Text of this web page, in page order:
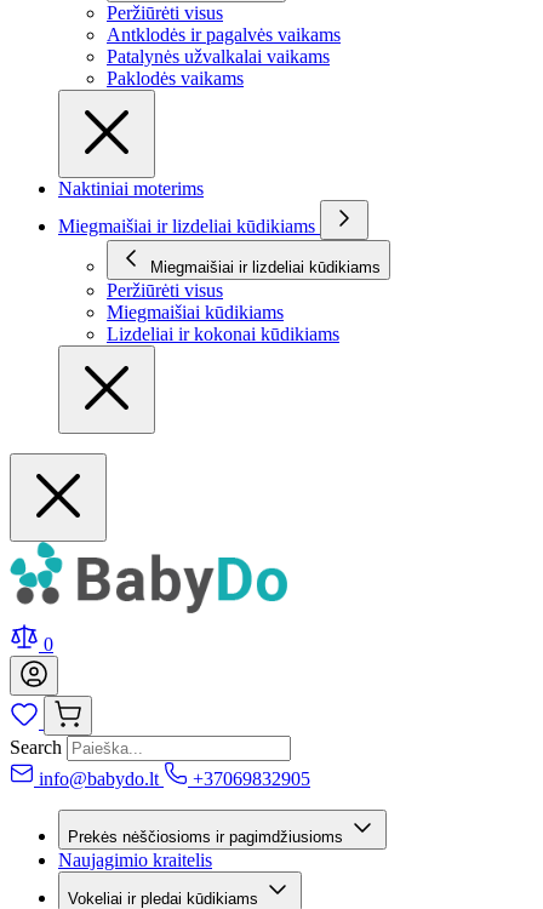
Peržiūrėti visus
Antklodės ir pagalvės vaikams
Patalynės užvalkalai vaikams
Paklodės vaikams
Naktiniai moterims
Miegmaišiai ir lizdeliai kūdikiams
Miegmaišiai ir lizdeliai kūdikiams
Peržiūrėti visus
Miegmaišiai kūdikiams
Lizdeliai ir kokonai kūdikiams
0
Search
info@babydo.lt
+37069832905
Prekės nėščiosioms ir pagimdžiusioms
Naujagimio kraitelis
Vokeliai ir pledai kūdikiams